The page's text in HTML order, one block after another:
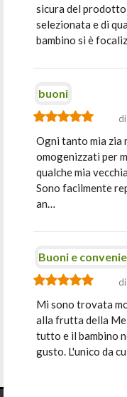
sicura del
selezionata e di
bambino si è
buoni
Ogni tanto mia zia
omogenizzati per
qualche mia
Sono facilmente
an…
Buoni e
Mi sono trovata
alla frutta della
tutto e il bambino
gusto. L'unico da